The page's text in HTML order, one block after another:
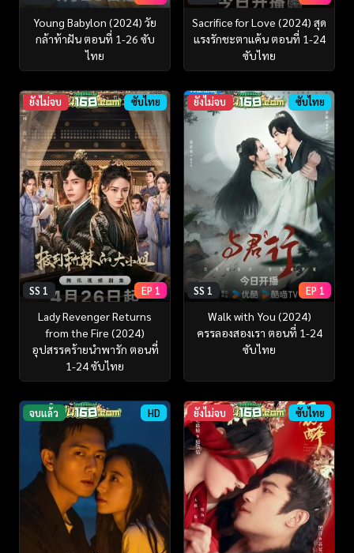
Young Babylon (2024) วัย
กล้าท้าฝัน ตอนที่ 1-26 ซับ
ไทย
Sacrifice for Love (2024) สุด
แรงรักชะตาแค้น ตอนที่ 1-24
ซับไทย
ยังไม่จบ ซับไทย
SS 1 EP 1
Lady Revenger Returns
from the Fire (2024)
อุปสรรคร้ายนำพารัก ตอนที่
1-24 ซับไทย
ยังไม่จบ ซับไทย
SS 1 EP 1
Walk with You (2024)
ครรลองสองเรา ตอนที่ 1-24
ซับไทย
จบแล้ว HD ยังไม่จบ ซับไทย